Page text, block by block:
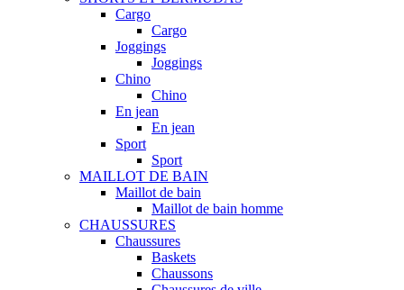
Cargo
Cargo
Joggings
Joggings
Chino
Chino
En jean
En jean
Sport
Sport
MAILLOT DE BAIN
Maillot de bain
Maillot de bain homme
CHAUSSURES
Chaussures
Baskets
Chaussons